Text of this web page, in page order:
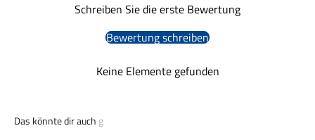
Schreiben Sie die erste Bewertung
Bewertung schreiben
Keine Elemente gefunden